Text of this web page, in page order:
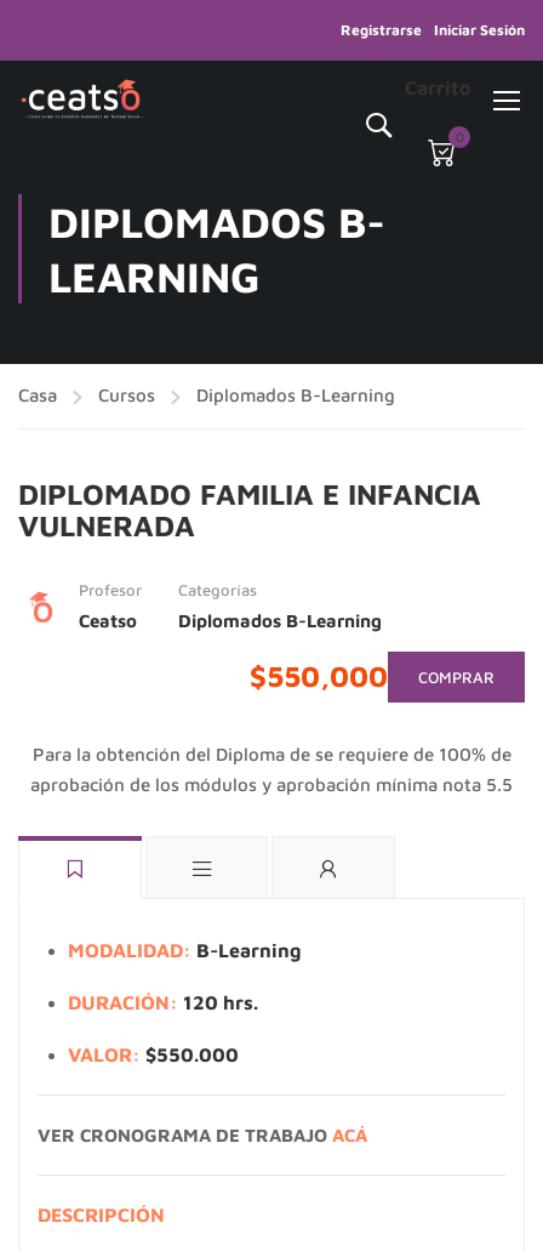
Registrarse Iniciar Sesión
Carrito
0
DIPLOMADOS B-
LEARNING
Casa Cursos Diplomados B-Learning
DIPLOMADO FAMILIA E INFANCIA
VULNERADA
Profesor
Ceatso
Categorías
Diplomados B-Learning
$550,000 COMPRAR
Para la obtención del Diploma de se requiere de 100% de
aprobación de los módulos y aprobación mínima nota 5.5
MODALIDAD: B-Learning
DURACIÓN: 120 hrs.
VALOR: $550.000
VER CRONOGRAMA DE TRABAJO ACÁ
DESCRIPCIÓN